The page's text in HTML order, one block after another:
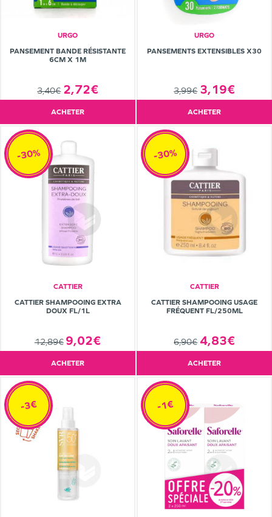
URGO
PANSEMENT BANDE RÉSISTANTE
6CM X 1M
3,40€ 2,72€
ACHETER
URGO
PANSEMENTS EXTENSIBLES X30
3,99€ 3,19€
ACHETER
CATTIER
CATTIER SHAMPOOING EXTRA
DOUX FL/1L
12,89€ 9,02€
-30%
ACHETER
CATTIER
CATTIER SHAMPOOING USAGE
FRÉQUENT FL/250ML
6,90€ 4,83€
-30%
ACHETER
-3€ -1€